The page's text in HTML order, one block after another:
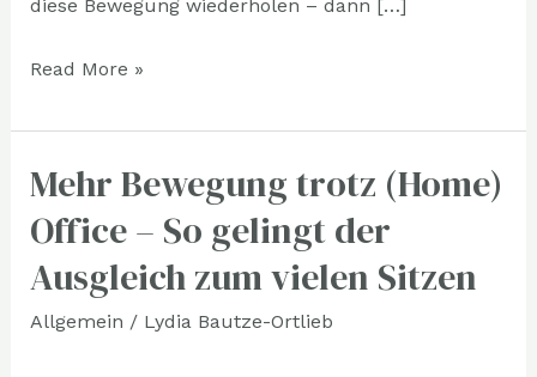
diese Bewegung wiederholen – dann […]
Read More »
Mehr Bewegung trotz (Home)
Office – So gelingt der
Ausgleich zum vielen Sitzen
Allgemein / Lydia Bautze-Ortlieb
Mehr
trotz
(Home)
Office